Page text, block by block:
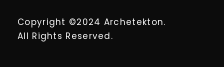
Copyright ©2024 Archetekton.
All Rights Reserved.